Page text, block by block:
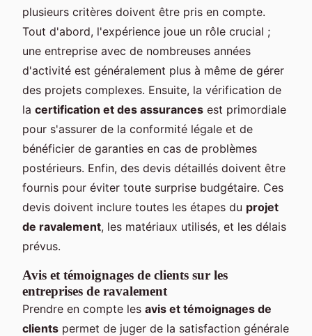
plusieurs critères doivent être pris en compte.
Tout d'abord, l'expérience joue un rôle crucial ;
une entreprise avec de nombreuses années
d'activité est généralement plus à même de gérer
des projets complexes. Ensuite, la vérification de
la certification et des assurances est primordiale
pour s'assurer de la conformité légale et de
bénéficier de garanties en cas de problèmes
postérieurs. Enfin, des devis détaillés doivent être
fournis pour éviter toute surprise budgétaire. Ces
devis doivent inclure toutes les étapes du projet
de ravalement, les matériaux utilisés, et les délais
prévus.
Avis et témoignages de clients sur les
entreprises de ravalement
Prendre en compte les avis et témoignages de
clients permet de juger de la satisfaction générale